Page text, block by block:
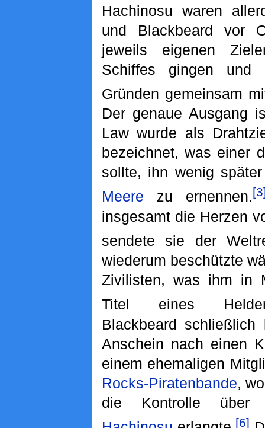
Hachinosu waren
und Blackbeard vor
jeweils eigenen
Schiffes gingen und
Gründen gemeinsam
Der genaue Ausgang
Law wurde als
bezeichnet, was einer
sollte, ihn wenig
Meere zu ernennen.
insgesamt die Herzen
sendete sie der
wiederum beschützte
Zivilisten, was ihm in
Titel eines
Blackbeard
Anschein nach einen
einem ehemaligen
Rocks-Piratenbande,
die Kontrolle über
[6]